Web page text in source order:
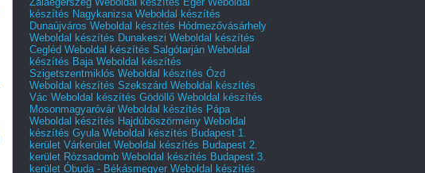
készítés Nagykanizsa Weboldal készítés
Dunaújváros Weboldal készítés Hódmezővásárhely
Weboldal készítés Dunakeszi Weboldal készítés
Cegléd Weboldal készítés Salgótarján Weboldal
készítés Baja Weboldal készítés
Szigetszentmiklós Weboldal készítés Ózd
Weboldal készítés Szekszárd Weboldal készítés
Vác Weboldal készítés Gödöllő Weboldal készítés
Mosonmagyaróvár Weboldal készítés Pápa
Weboldal készítés Hajdúböszörmény Weboldal
készítés Gyula Weboldal készítés Budapest 1.
kerület Várkerület Weboldal készítés Budapest 2.
kerület Rózsadomb Weboldal készítés Budapest 3.
kerület Óbuda - Békásmegyer Weboldal készítés